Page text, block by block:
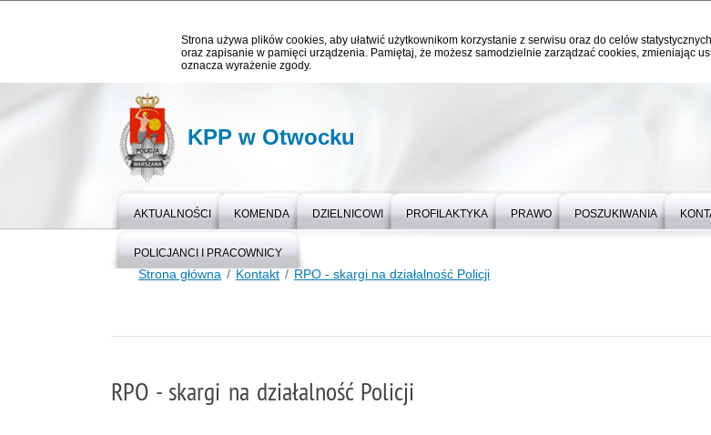
Strona używa plików cookies, aby ułatwić użytkownikom korzystanie z serwisu oraz do celów
oraz zapisanie w pamięci urządzenia. Pamiętaj, że możesz samodzielnie zarządzać cookies, zmieniając
oznacza wyrażenie zgody.
KPP w Otwocku
AKTUALNOŚCI KOMENDA DZIELNICOWI PROFILAKTYKA PRAWO POSZUKIWANIA
POLICJANCI I PRACOWNICY
Strona główna Kontakt RPO - skargi na działalność Policji
RPO - skargi na działalność Policji